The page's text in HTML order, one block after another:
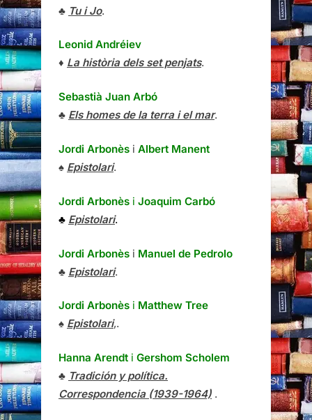
♣ Tu i Jo.
Leonid Andréiev
♦ La història dels set penjats.
Sebastià Juan Arbó
♣ Els homes de la terra i el mar.
Jordi Arbonès i Albert Manent
♠ Epistolari.
Jordi Arbonès i Joaquim Carbó
♣ Epistolari.
Jordi Arbonès i Manuel de Pedrolo
♣ Epistolari.
Jordi Arbonès i Matthew Tree
♠ Epistolari,.
Hanna Arendt i Gershom Scholem
♣ Tradición y política.
Correspondencia (1939-1964) .